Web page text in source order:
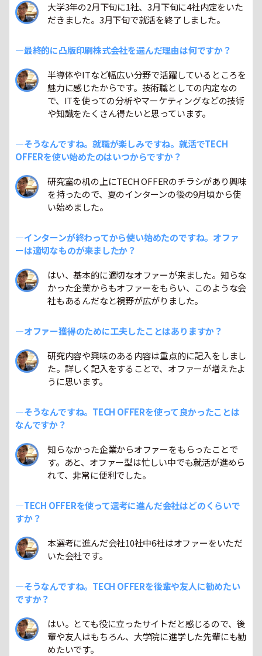
大学3年の2月下旬に1社、3月下旬に4社内定をいた
だきました。3月下旬で就活を終了しました。
―最終的に凸版印刷株式会社を選んだ理由は何ですか？
半導体やITなど幅広い分野で活躍しているところを
魅力に感じたからです。技術職としての内定なの
で、ITを使っての分析やマーケティングなどの技術
や知識をたくさん得たいと思っています。
―そうなんですね。就職が楽しみですね。就活でTECH
OFFERを使い始めたのはいつからですか？
研究室の机の上にTECH OFFERのチラシがあり興味
を持ったので、夏のインターンの後の9月頃から使
い始めました。
―インターンが終わってから使い始めたのですね。オファ
ーは適切なものが来ましたか？
はい、基本的に適切なオファーが来ました。知らな
かった企業からもオファーをもらい、このような会
社もあるんだなと視野が広がりました。
―オファー獲得のために工夫したことはありますか？
研究内容や興味のある内容は重点的に記入をしまし
た。詳しく記入をすることで、オファーが増えたよ
うに思います。
―そうなんですね。TECH OFFERを使って良かったことは
なんですか？
知らなかった企業からオファーをもらったことで
す。あと、オファー型は忙しい中でも就活が進めら
れて、非常に便利でした。
―TECH OFFERを使って選考に進んだ会社はどのくらいで
すか？
本選考に進んだ会社10社中6社はオファーをいただ
いた会社です。
―そうなんですね。TECH OFFERを後輩や友人に勧めたい
ですか？
はい。とても役に立ったサイトだと感じるので、後
輩や友人はもちろん、大学院に進学した先輩にも勧
めたいです。